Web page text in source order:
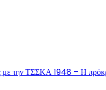
με την ΤΣΣΚΑ 1948 – Η